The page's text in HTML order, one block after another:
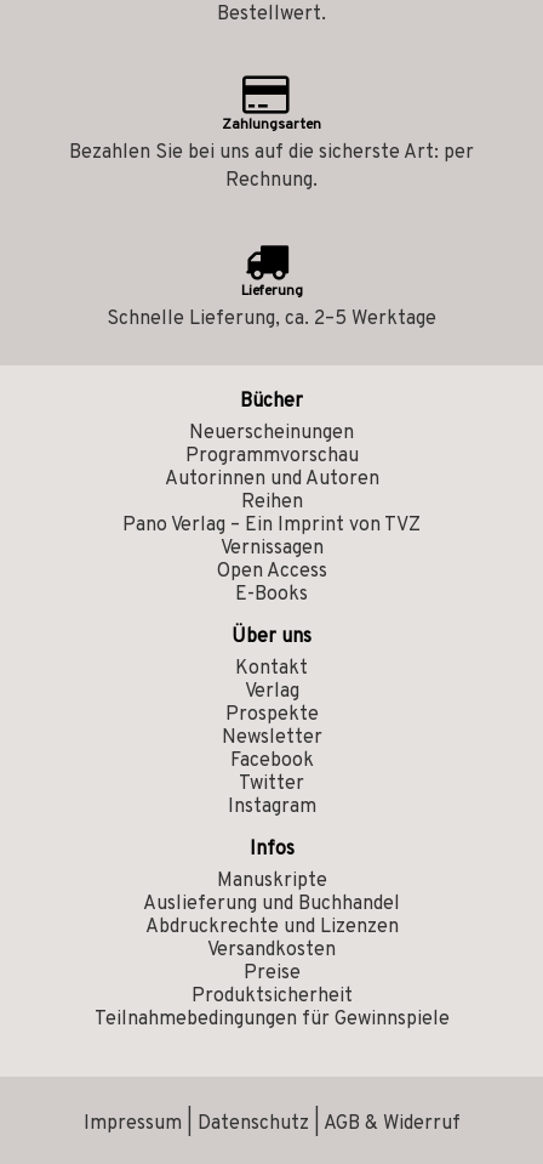
Bestellwert.
Zahlungsarten
Bezahlen Sie bei uns auf die sicherste Art: per
Rechnung.
Lieferung
Schnelle Lieferung, ca. 2–5 Werktage
Bücher
Neuerscheinungen
Programmvorschau
Autorinnen und Autoren
Reihen
Pano Verlag – Ein Imprint von TVZ
Vernissagen
Open Access
E-Books
Über uns
Kontakt
Verlag
Prospekte
Newsletter
Facebook
Twitter
Instagram
Infos
Manuskripte
Auslieferung und Buchhandel
Abdruckrechte und Lizenzen
Versandkosten
Preise
Produktsicherheit
Teilnahmebedingungen für Gewinnspiele
Impressum Datenschutz AGB & Widerruf